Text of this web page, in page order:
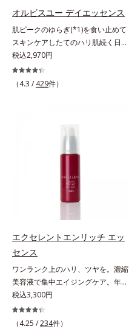
お使いいただく先行型美容液です。
※敏感肌対象パッチテスト済（すべ
ての人に皮膚刺激がおきないという
わけではありません）※アレルギー
テスト済＝全ての方にアレルギーが
おきないということではありません
※ノンコメドジェニックテスト済＝
オルビスユー デイエッセンス
肌ピークのゆらぎ(*1)を食い止めて
スキンケアしたてのハリ肌続く日中
用美容液。起床直後にピークを迎
え、夕方から夜にかけて徐々にダウ
ンするハリのバイオリズムに着目し
側(*2)からバリア機能にアプローチ
して、うるおいをキープ。さらに紫
外線・近赤外線・大気汚染(*3)をカ
刺激から肌を守ります。肌の内側
(*2)と外側、両方からのWアプロー
かけてダウンしていくハリの低下を
予防。朝の“ピーク肌”が長時間続き
アップさせる効果(*4)があり、朝の
メイク前のスキンケアにぴったり。
オイルカットでベタつかないので、
すぐにメイクが始められます。*1
乾燥など *2 角層内 *3 ちり・ほこ
り等 *4 メイクアップ効果による
税込2,970円
（4.3 / 429件）
エクセレントエンリッチ エッ
センス
ワンランク上のハリ、ツヤを。濃縮
美容液で集中エイジングケア。年齢
を重ねた肌に、濃縮エッセンスがさ
らにワンランク上のエイジングケア
(*)を。ハリ、ツヤを集中ケアする保
税込3,300円
（4.25 /234件）